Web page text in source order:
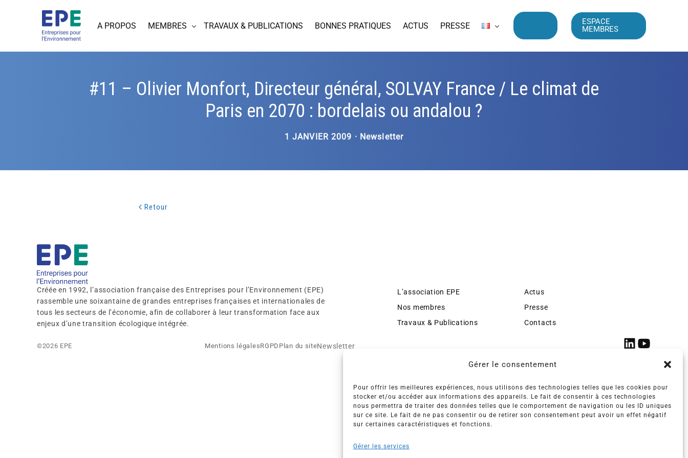
Gérer le consentement
Pour offrir les meilleures expériences, nous utilisons des technologies telles que les cookies pour
stocker et/ou accéder aux informations des appareils. Le fait de consentir à ces technologies
nous permettra de traiter des données telles que le comportement de navigation ou les ID uniques
sur ce site. Le fait de ne pas consentir ou de retirer son consentement peut avoir un effet négatif
sur certaines caractéristiques et fonctions.
Gérer les services
A PROPOS MEMBRES TRAVAUX & PUBLICATIONS BONNES PRATIQUES ACTUS PRESSE
ESPACE
MEMBRES
#11 – Olivier Monfort, Directeur général, SOLVAY France / Le climat de
Paris en 2070 : bordelais ou andalou ?
1 JANVIER 2009 · Newsletter
Retour
Créée en 1992, l’association française des Entreprises pour l’Environnement (EPE)
rassemble une soixantaine de grandes entreprises françaises et internationales de
tous les secteurs de l’économie, afin de collaborer à leur transformation face aux
enjeux d’une transition écologique intégrée.
L’association EPE
Nos membres
Travaux & Publications
Actus
Presse
Contacts
©2026 EPE Mentions légalesRGPD Plan du siteNewsletter